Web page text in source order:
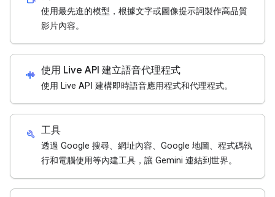
使用最先進的模型，根據文字或圖像提示詞製作高品質
影片內容。
android_recorder 使用 Live API 建立語音代理程式
使用 Live API 建構即時語音應用程式和代理程式。
build 工具
透過 Google 搜尋、網址內容、Google 地圖、程式碼執
行和電腦使用等內建工具，讓 Gemini 連結到世界。